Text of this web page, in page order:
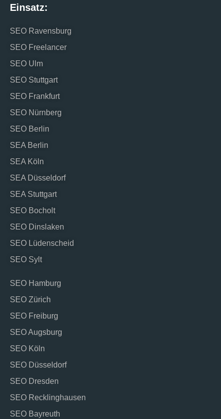
Einsatz:
SEO Ravensburg
SEO Freelancer
SEO Ulm
SEO Stuttgart
SEO Frankfurt
SEO Nürnberg
SEO Berlin
SEA Berlin
SEA Köln
SEA Düsseldorf
SEA Stuttgart
SEO Bocholt
SEO Dinslaken
SEO Lüdenscheid
SEO Sylt
SEO Hamburg
SEO Zürich
SEO Freiburg
SEO Augsburg
SEO Köln
SEO Düsseldorf
SEO Dresden
SEO Recklinghausen
SEO Bayreuth